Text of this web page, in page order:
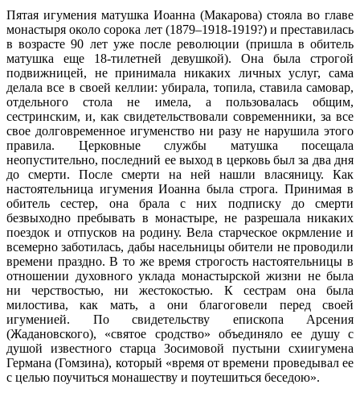
Пятая игумения матушка Иоанна (Макарова) стояла во главе
монастыря около сорока лет (1879–1918-1919?) и преставилась
в возрасте 90 лет уже после революции (пришла в обитель
матушка еще 18-тилетней девушкой). Она была строгой
подвижницей, не принимала никаких личных услуг, сама
делала все в своей келлии: убирала, топила, ставила самовар,
отдельного стола не имела, а пользовалась общим,
сестринским, и, как свидетельствовали современники, за все
свое долговременное игуменство ни разу не нарушила этого
правила. Церковные службы матушка посещала
неопустительно, последний ее выход в церковь был за два дня
до смерти. После смерти на ней нашли власяницу. Как
настоятельница игумения Иоанна была строга. Принимая в
обитель сестер, она брала с них подписку до смерти
безвыходно пребывать в монастыре, не разрешала никаких
поездок и отпусков на родину. Вела старческое окрмление и
всемерно заботилась, дабы насельницы обители не проводили
времени праздно. В то же время строгость настоятельницы в
отношении духовного уклада монастырской жизни не была
ни черствостью, ни жестокостью. К сестрам она была
милостива, как мать, а они благоговели перед своей
игуменией. По свидетельству епископа Арсения
(Жадановского), «святое сродство» объединяло ее душу с
душой известного старца Зосимовой пустыни схиигумена
Германа (Гомзина), который «время от времени проведывал ее
с целью поучиться монашеству и поутешиться беседою».